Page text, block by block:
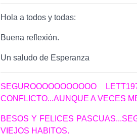
Hola a todos y todas:
Buena reflexión.
Un saludo de Esperanza
SEGUROOOOOOOOOOO
CONFLICTO...AUNQUE A VECES
BESOS Y FELICES
VIEJOS HABITOS.